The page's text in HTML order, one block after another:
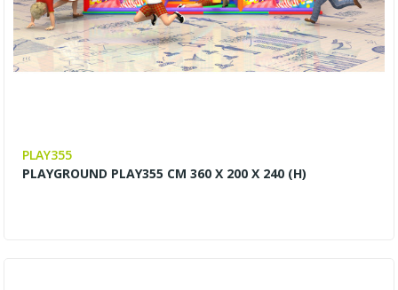
PLAY355
PLAYGROUND PLAY355 CM 360 X 200 X 240 (H)